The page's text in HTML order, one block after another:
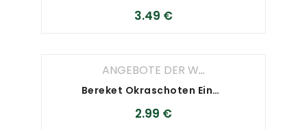
3.49 €
ANGEBOTE DER WOCHE
Bereket Okraschoten Eingelegt 530 g – Cicek
2.99 €